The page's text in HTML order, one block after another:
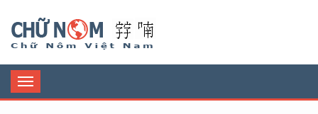
Toggle
navigation